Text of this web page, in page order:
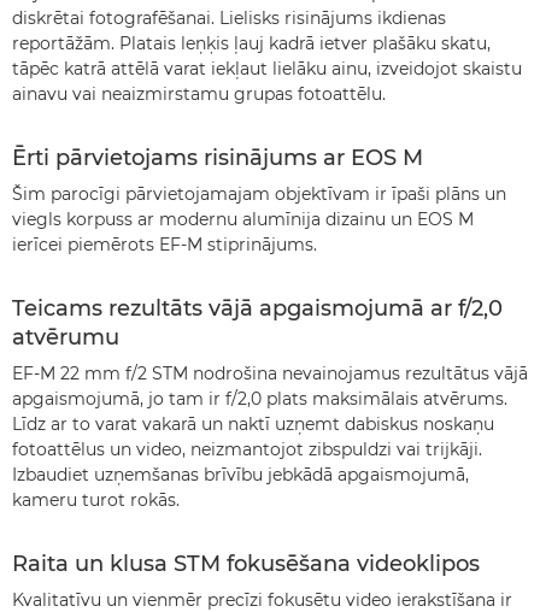
diskrētai fotografēšanai. Lielisks risinājums ikdienas
reportāžām. Platais leņķis ļauj kadrā ietver plašāku skatu,
tāpēc katrā attēlā varat iekļaut lielāku ainu, izveidojot skaistu
ainavu vai neaizmirstamu grupas fotoattēlu.
Ērti pārvietojams risinājums ar EOS M
Šim parocīgi pārvietojamajam objektīvam ir īpaši plāns un
viegls korpuss ar modernu alumīnija dizainu un EOS M
ierīcei piemērots EF-M stiprinājums.
Teicams rezultāts vājā apgaismojumā ar f/2,0
atvērumu
EF-M 22 mm f/2 STM nodrošina nevainojamus rezultātus vājā
apgaismojumā, jo tam ir f/2,0 plats maksimālais atvērums.
Līdz ar to varat vakarā un naktī uzņemt dabiskus noskaņu
fotoattēlus un video, neizmantojot zibspuldzi vai trijkāji.
Izbaudiet uzņemšanas brīvību jebkādā apgaismojumā,
kameru turot rokās.
Raita un klusa STM fokusēšana videoklipos
Kvalitatīvu un vienmēr precīzi fokusētu video ierakstīšana ir